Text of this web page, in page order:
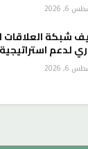
6, 2026
شبكة العلاقات
لدعم
6, 2026